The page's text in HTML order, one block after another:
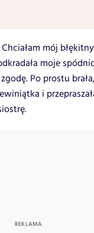
mój
moje
Po prostu
i